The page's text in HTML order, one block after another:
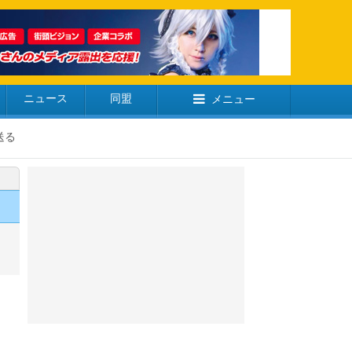
ニュース 同盟 メニュー
る